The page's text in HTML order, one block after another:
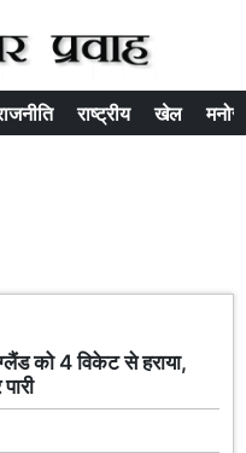
राष्ट्रीय खेल
को 4 विकेट से हराया,